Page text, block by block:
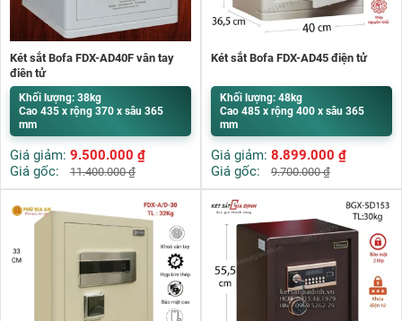
Két sắt Bofa FDX-AD40F vân tay
điện tử
Khối lượng: 38kg
Cao 435 x rộng 370 x sâu 365
mm
Giá giảm: 9.500.000 ₫
Giá gốc:
11.400.000₫
Két sắt Bofa FDX-AD45 điện tử
Khối lượng: 48kg
Cao 485 x rộng 400 x sâu 365
mm
Giá giảm: 8.899.000 ₫
Giá gốc:
9.700.000₫